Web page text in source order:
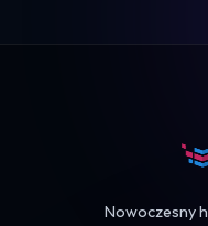
Nowoczesny